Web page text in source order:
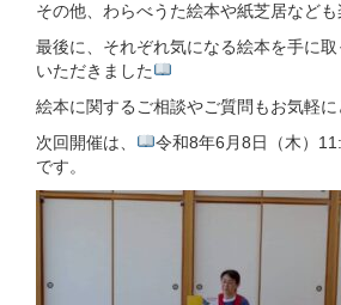
その他、わらべうた絵本や紙芝居など
最後に、それぞれ気になる絵本を手に
いただきました
絵本に関するご相談やご質問もお気軽
次回開催は、
令和8年6月8日（木）
です。